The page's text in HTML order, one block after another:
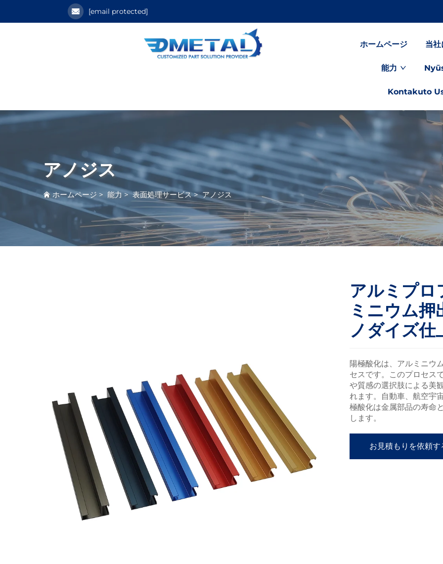
[email protected]
ホームページ 当
能力
Kontakuto
アノジス
ホームページ > 能力>表面処理サービス>アノジス
アルミプロ
ミニウム
ノダイズ仕
陽極酸化は、アルミニウ
セスです。このプロセス
や質感の選択肢による美
れます。自動車、航空宇
極酸化は金属部品の寿命
します。
お見積もりを依頼す